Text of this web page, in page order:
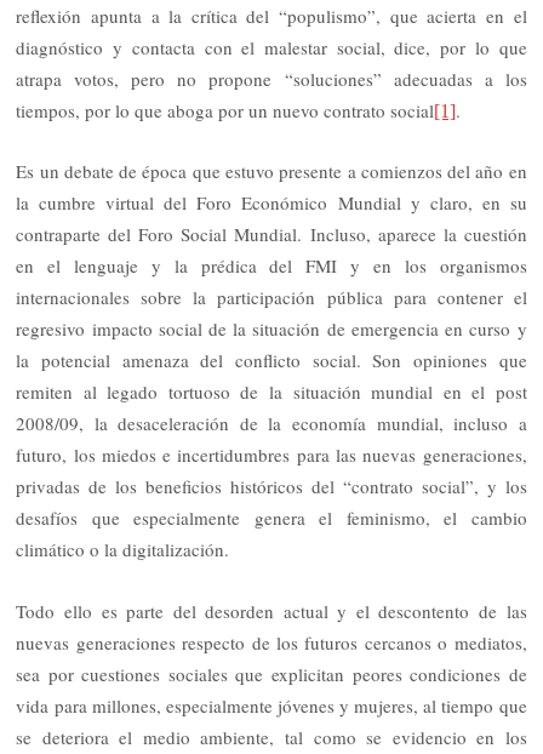
reflexión apunta a la crítica del “populismo”, que acierta en el
diagnóstico y contacta con el malestar social, dice, por lo que
atrapa votos, pero no propone “soluciones” adecuadas a los
tiempos, por lo que aboga por un nuevo contrato social[1].
Es un debate de época que estuvo presente a comienzos del año en
la cumbre virtual del Foro Económico Mundial y claro, en su
contraparte del Foro Social Mundial. Incluso, aparece la cuestión
en el lenguaje y la prédica del FMI y en los organismos
internacionales sobre la participación pública para contener el
regresivo impacto social de la situación de emergencia en curso y
la potencial amenaza del conflicto social. Son opiniones que
remiten al legado tortuoso de la situación mundial en el post
2008/09, la desaceleración de la economía mundial, incluso a
futuro, los miedos e incertidumbres para las nuevas generaciones,
privadas de los beneficios históricos del “contrato social”, y los
desafíos que especialmente genera el feminismo, el cambio
climático o la digitalización.
Todo ello es parte del desorden actual y el descontento de las
nuevas generaciones respecto de los futuros cercanos o mediatos,
sea por cuestiones sociales que explicitan peores condiciones de
vida para millones, especialmente jóvenes y mujeres, al tiempo que
se deteriora el medio ambiente, tal como se evidencio en los